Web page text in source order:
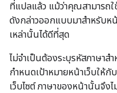
ที่แปลแล้ว แม้ว่าคุณสามารถใ
ดังกล่าวออกแบบมาสําหรับห
เหล่านั้นได้ดีที่สุด
ไม่จำเป็นต้องระบุรหัสภาษาส
กำหนดเป้าหมายหน้าเว็บให้
เว็บไซต์ ภาษาของหน้านั้นจึงไ